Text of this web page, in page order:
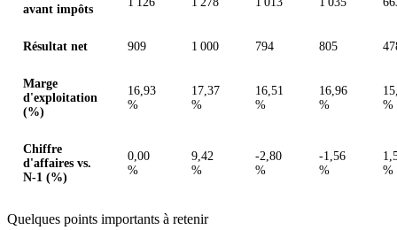
avant impôts
Résultat net 909 1 000 794 805
Marge
d'exploitation
(%)
16,93
%
17,37
%
16,51
%
16,96
%
%
Chiffre
d'affaires vs.
N-1 (%)
0,00
%
9,42
%
-2,80
%
-1,56
%
%
Quelques points importants à retenir